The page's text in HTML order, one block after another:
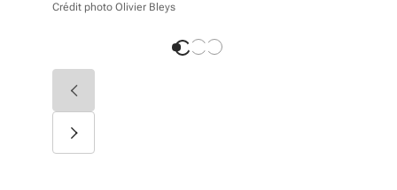
Crédit photo Olivier Bleys